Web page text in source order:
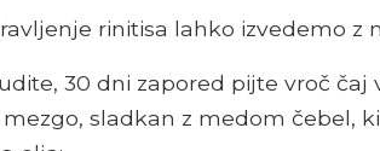
rinitisa lahko izvedemo z
30 dni zapored pijte vroč
sladkan z medom čebel,